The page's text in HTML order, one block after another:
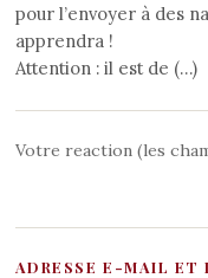
pour l’envoyer à des
apprendra !
Attention : il est de (…)
Votre reaction (les
ADRESSE E-MAIL ET